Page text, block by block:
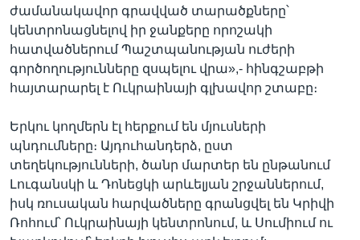
ժամանակավոր գրավված տարածքները՝
կենտրոնացնելով իր ջանքերը որոշակի
հատվածներում Պաշտպանության ուժերի
գործողությունները զսպելու վրա»,- հինգշաբթի
հայտարարել է Ուկրաինայի գլխավոր շտաբը։
Երկու կողմերն էլ հերքում են մյուսների
պնդումները։ Այդուհանդերձ, ըստ
տեղեկությունների, ծանր մարտեր են ընթանում
Լուգանսկի և Դոնեցկի արևելյան շրջաններում,
իսկ ռուսական հարվածները գրանցվել են Կրիվի
Ռոհում՝ Ուկրաինայի կենտրոնում, և Սումիում ու